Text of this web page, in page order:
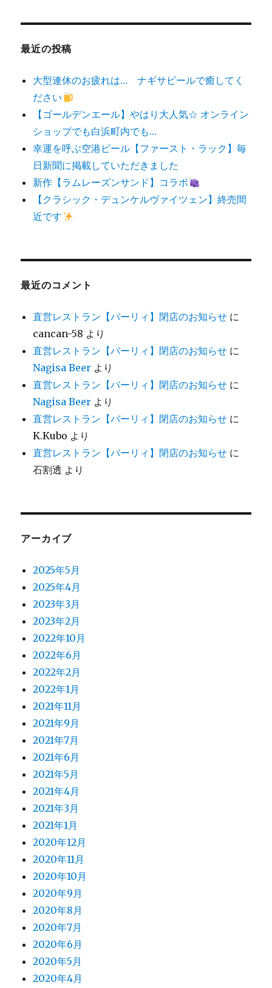
象:
最近の投稿
大型連休のお疲れは… ナギサビールで癒してく
ださい
【ゴールデンエール】やはり大人気☆ オンライン
ショップでも白浜町内でも…
幸運を呼ぶ空港ビール【ファースト・ラック】毎
日新聞に掲載していただきました
新作【ラムレーズンサンド】コラボ
【クラシック・デュンケルヴァイツェン】終売間
近です
最近のコメント
直営レストラン【バーリィ】閉店のお知らせ に
cancan-58 より
直営レストラン【バーリィ】閉店のお知らせ に
Nagisa Beer より
直営レストラン【バーリィ】閉店のお知らせ に
Nagisa Beer より
直営レストラン【バーリィ】閉店のお知らせ に
K.Kubo より
直営レストラン【バーリィ】閉店のお知らせ に
石割透 より
アーカイブ
2025年5月
2025年4月
2023年3月
2023年2月
2022年10月
2022年6月
2022年2月
2022年1月
2021年11月
2021年9月
2021年7月
2021年6月
2021年5月
2021年4月
2021年3月
2021年1月
2020年12月
2020年11月
2020年10月
2020年9月
2020年8月
2020年7月
2020年6月
2020年5月
2020年4月